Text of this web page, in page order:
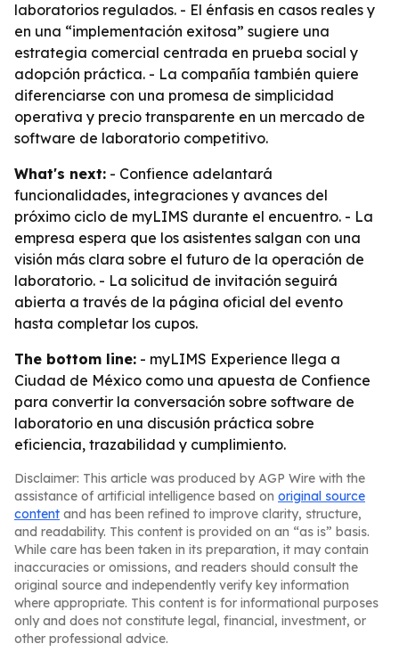
laboratorios regulados. - El énfasis en casos reales y
en una “implementación exitosa” sugiere una
estrategia comercial centrada en prueba social y
adopción práctica. - La compañía también quiere
diferenciarse con una promesa de simplicidad
operativa y precio transparente en un mercado de
software de laboratorio competitivo.
What's next: - Confience adelantará
funcionalidades, integraciones y avances del
próximo ciclo de myLIMS durante el encuentro. - La
empresa espera que los asistentes salgan con una
visión más clara sobre el futuro de la operación de
laboratorio. - La solicitud de invitación seguirá
abierta a través de la página oficial del evento
hasta completar los cupos.
The bottom line: - myLIMS Experience llega a
Ciudad de México como una apuesta de Confience
para convertir la conversación sobre software de
laboratorio en una discusión práctica sobre
eficiencia, trazabilidad y cumplimiento.
Disclaimer: This article was produced by AGP Wire with the
assistance of artificial intelligence based on original source
content and has been refined to improve clarity, structure,
and readability. This content is provided on an “as is” basis.
While care has been taken in its preparation, it may contain
inaccuracies or omissions, and readers should consult the
original source and independently verify key information
where appropriate. This content is for informational purposes
only and does not constitute legal, financial, investment, or
other professional advice.